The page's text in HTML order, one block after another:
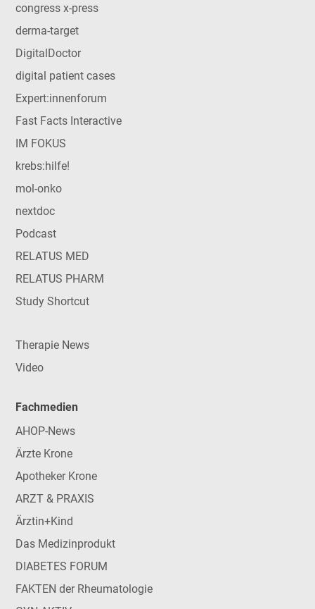
congress x-press
derma-target
DigitalDoctor
digital patient cases
Expert:innenforum
Fast Facts Interactive
IM FOKUS
krebs:hilfe!
mol-onko
nextdoc
Podcast
RELATUS MED
RELATUS PHARM
Study Shortcut
Therapie News
Video
Fachmedien
AHOP-News
Ärzte Krone
Apotheker Krone
ARZT & PRAXIS
Ärztin+Kind
Das Medizinprodukt
DIABETES FORUM
FAKTEN der Rheumatologie